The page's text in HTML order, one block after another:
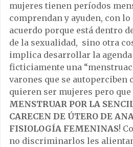
mujeres tienen períodos
comprendan y ayuden, con lo
acuerdo porque está dentro
de la sexualidad, sino otra
implica desarrollar la
ficticiamente una
varones que se autoperciben
quieren ser mujeres pero que
MENSTRUAR POR LA
CARECEN DE ÚTERO DE
FISIOLOGÍA FEMENINAS!
no discriminarlos les